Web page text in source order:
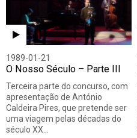
1989-01-21
O Nosso Século – Parte III
Terceira parte do concurso, com
apresentação de António
Caldeira Pires, que pretende ser
uma viagem pelas décadas do
século XX…